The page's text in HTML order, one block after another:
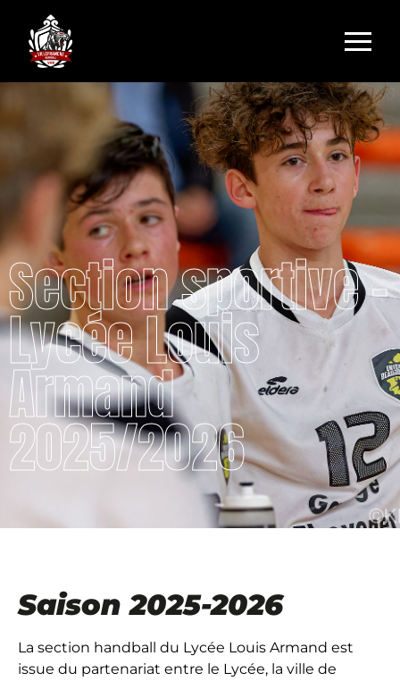
Section sportive –
Lycée Louis
Armand
2025/2026
Saison 2025-2026
La section handball du Lycée Louis Armand est
issue du partenariat entre le Lycée, la ville de